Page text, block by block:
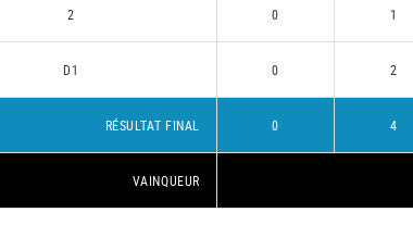
2 0 1
D1 0 2
RÉSULTAT FINAL 0 4
VAINQUEUR